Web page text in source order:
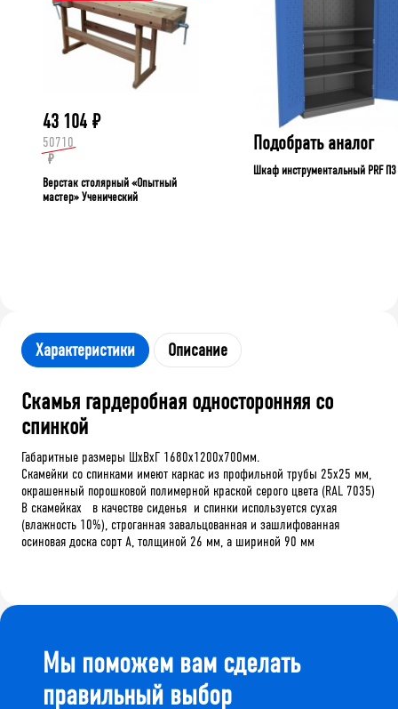
43 104 ₽
50710
₽
Верстак столярный «Опытный
мастер» Ученический
Подобрать аналог
Шкаф инструментальный PRF П3
Характеристики Описание
Скамья гардеробная односторонняя со
спинкой
Габаритные размеры ШхВхГ 1680х1200х700мм.
Скамейки со спинками имеют каркас из профильной трубы 25х25 мм,
окрашенный порошковой полимерной краской серого цвета (RAL 7035)
В скамейках в качестве сиденья и спинки используется сухая
(влажность 10%), строганная завальцованная и зашлифованная
осиновая доска сорт А, толщиной 26 мм, а шириной 90 мм
Мы поможем вам сделать
правильный выбор